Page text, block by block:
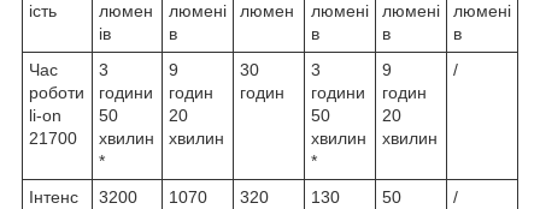
ість
люмен
ів
люмені
в
люмен
люмені
в
люмені
в
люмені
в
Час
роботи
li-on
21700
3
години
50
хвилин
*
9
годин
20
хвилин
30
годин
3
години
50
хвилин
*
9
годин
20
хвилин
/
Інтенс
3200
1070
320
130
50
/